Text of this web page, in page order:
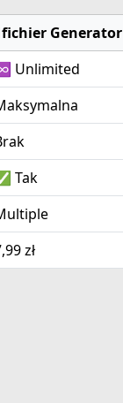
Generator
Unlimited
Tak
zł